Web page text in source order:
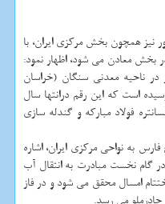
نیز همچون بخش مركزی ایران، با
معادن می شود، اظهار نمود:
در ناحیه معدنی سنگان (خراسان
آورده اند به ۷۰۰۰ نفر رسیده است كه این رقم درانتها سال
فولاد مباركه و گندله سازی
به نواحی مركزی ایران، اشاره
گام نخست مبادرت به انتقال آب
امسال محقق می شود و در فاز